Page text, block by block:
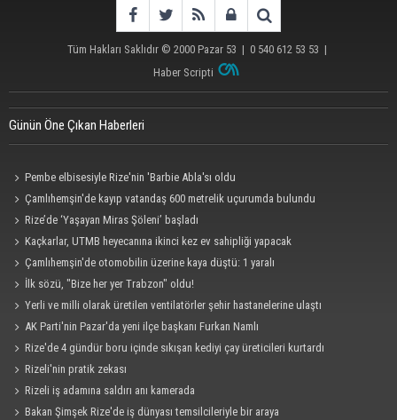
Tüm Hakları Saklıdır © 2000 Pazar 53 | 0 540 612 53 53 |
Haber Scripti
Günün Öne Çıkan Haberleri
Pembe elbisesiyle Rize'nin 'Barbie Abla'sı oldu
Çamlıhemşin'de kayıp vatandaş 600 metrelik uçurumda bulundu
Rize’de ‘Yaşayan Miras Şöleni’ başladı
Kaçkarlar, UTMB heyecanına ikinci kez ev sahipliği yapacak
Çamlıhemşin'de otomobilin üzerine kaya düştü: 1 yaralı
İlk sözü, "Bize her yer Trabzon" oldu!
Yerli ve milli olarak üretilen ventilatörler şehir hastanelerine ulaştı
AK Parti'nin Pazar'da yeni ilçe başkanı Furkan Namlı
Rize'de 4 gündür boru içinde sıkışan kediyi çay üreticileri kurtardı
Rizeli'nin pratik zekası
Rizeli iş adamına saldırı anı kamerada
Bakan Şimşek Rize'de iş dünyası temsilcileriyle bir araya